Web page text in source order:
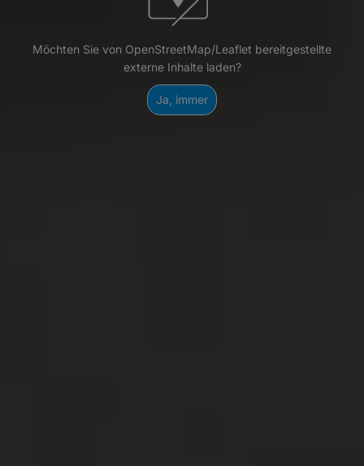
Möchten Sie von OpenStreetMap/Leaflet bereitgestellte
externe Inhalte laden?
Ja, immer